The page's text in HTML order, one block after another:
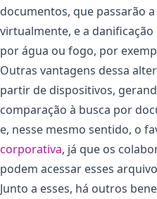
documentos, que passarão
virtualmente, e a
por água ou fogo, por
Outras vantagens dessa
partir de dispositivos,
comparação à busca por
e, nesse mesmo sentido, o
corporativa, já que os
podem acessar esses
Junto a esses, há outros